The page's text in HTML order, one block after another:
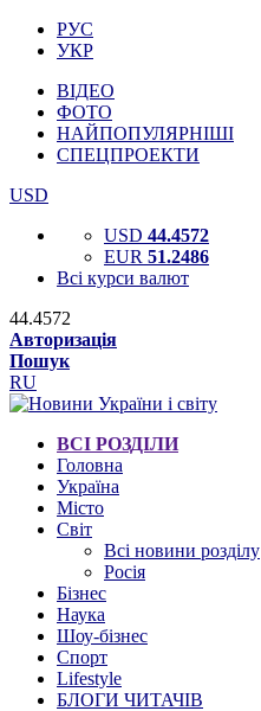
РУС
УКР
ВІДЕО
ФОТО
НАЙПОПУЛЯРНІШІ
СПЕЦПРОЕКТИ
USD
USD 44.4572
EUR 51.2486
Всі курси валют
44.4572
Авторизація
Пошук
RU
ВСІ РОЗДІЛИ
Головна
Україна
Місто
Світ
Всі новини розділу
Росія
Бізнес
Наука
Шоу-бізнес
Спорт
Lifestyle
БЛОГИ ЧИТАЧІВ